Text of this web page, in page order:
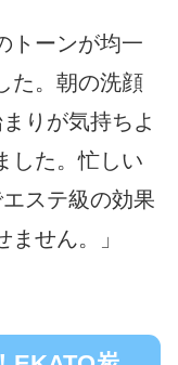
トーンが均一
た。朝の洗顔
りが気持ちよ
した。忙しい
ステ級の効果
せん。」